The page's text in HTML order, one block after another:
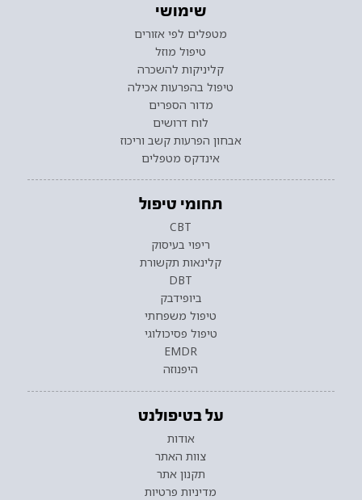
שימושי
מטפלים לפי אזורים
טיפול מוזל
קליניקות להשכרה
טיפול בהפרעות אכילה
מדור הספרים
לוח דרושים
אבחון הפרעות קשב וריכוז
אינדקס מטפלים
תחומי טיפול
CBT
ריפוי בעיסוק
קלינאות תקשורת
DBT
ביופידבק
טיפול משפחתי
טיפול פסיכולוגי
EMDR
היפנוזה
על בטיפולנט
אודות
צוות האתר
תקנון אתר
מדיניות פרטיות